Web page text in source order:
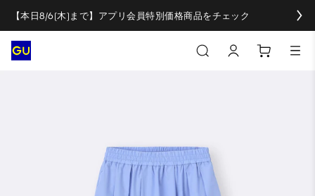
【本日8/6(木)まで】アプリ会員特別価格商品をチェック